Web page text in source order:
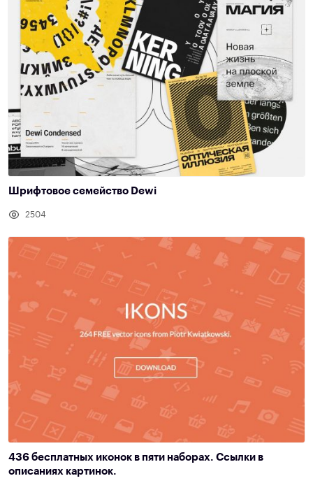
Шрифтовое семейство Dewi
2504
436 бесплатных иконок в пяти наборах. Ссылки в
описаниях картинок.